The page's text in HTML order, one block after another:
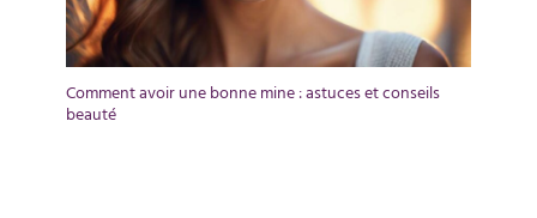
Comment avoir une bonne mine : astuces et conseils
beauté